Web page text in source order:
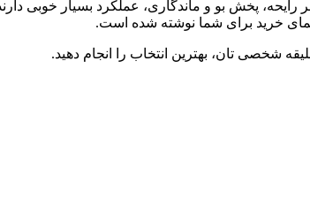
تنها از نظر رایحه، پخش بو و ماندگاری، عملکرد بسیار
خرید برای شما نوشته شده است.
شخصی تان، بهترین انتخاب را انجام دهید.